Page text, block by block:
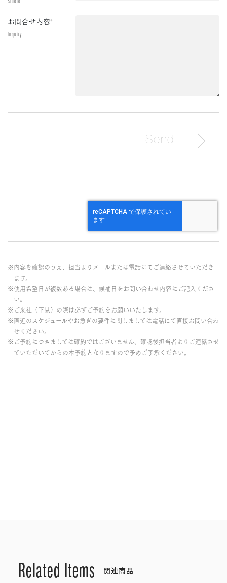
お問合せ内容*
Inquiry
※内容を確認のうえ、担当よりメールまたは電話にてご連絡させていただき
ます。
※使用希望日が複数ある場合は、候補日をお問い合わせ内容にご記入くださ
い。
※ご来社（下見）の際は必ずご予約をお願いいたします。
※直近のスケジュールやお急ぎの要件に関しましては電話にて直接お問い合わ
せください。
※ご予約につきましては確約ではございません。確認後担当者よりご連絡させ
ていただいてからの本予約となりますので予めご了承ください。
Related Items 関連商品